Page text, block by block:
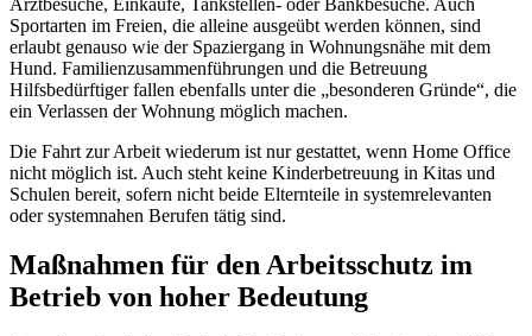
Sportarten im Freien, die alleine ausgeübt werden können, sind
erlaubt genauso wie der Spaziergang in Wohnungsnähe mit dem
Hund. Familienzusammenführungen und die Betreuung
Hilfsbedürftiger fallen ebenfalls unter die „besonderen Gründe“, die
ein Verlassen der Wohnung möglich machen.
Die Fahrt zur Arbeit wiederum ist nur gestattet, wenn Home Office
nicht möglich ist. Auch steht keine Kinderbetreuung in Kitas und
Schulen bereit, sofern nicht beide Elternteile in systemrelevanten
oder systemnahen Berufen tätig sind.
Maßnahmen für den Arbeitsschutz im
Betrieb von hoher Bedeutung